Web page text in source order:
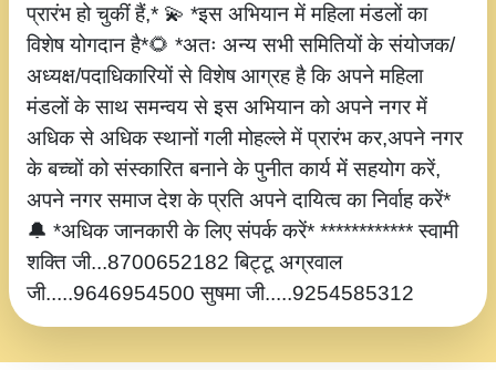
प्रारंभ हो चुकीं हैं,* 💫 *इस अभियान में महिला मंडलों का
विशेष योगदान है*🌻 *अतः अन्य सभी समितियों के संयोजक/
अध्यक्ष/पदाधिकारियों से विशेष आग्रह है कि अपने महिला
मंडलों के साथ समन्वय से इस अभियान को अपने नगर में
अधिक से अधिक स्थानों गली मोहल्ले में प्रारंभ कर,अपने नगर
के बच्चों को संस्कारित बनाने के पुनीत कार्य में सहयोग करें,
अपने नगर समाज देश के प्रति अपने दायित्व का निर्वाह करें*
🔔 *अधिक जानकारी के लिए संपर्क करें* ************ स्वामी
शक्ति जी...8700652182 बिट्टू अग्रवाल
जी.....9646954500 सुषमा जी.....9254585312